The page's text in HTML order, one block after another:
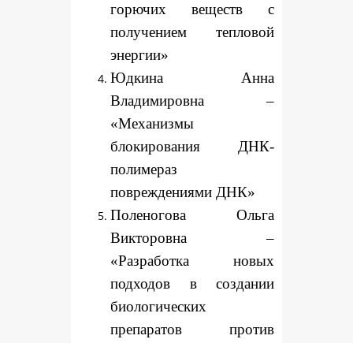
горючих веществ с
получением тепловой
энергии»
Юдкина Анна
Владимировна –
«Механизмы
блокирования ДНК-
полимераз
повреждениями ДНК»
Поленогова Ольга
Викторовна –
«Разработка новых
подходов в создании
биологических
препаратов против